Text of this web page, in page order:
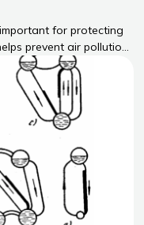
for protecting
prevent air pollution,
climate
economic benefits
their reputation.
also a social
development.